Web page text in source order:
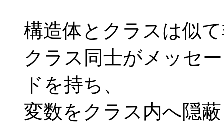
構造体とクラスは似
クラス同士がメッセ
ドを持ち、
変数をクラス内へ隠